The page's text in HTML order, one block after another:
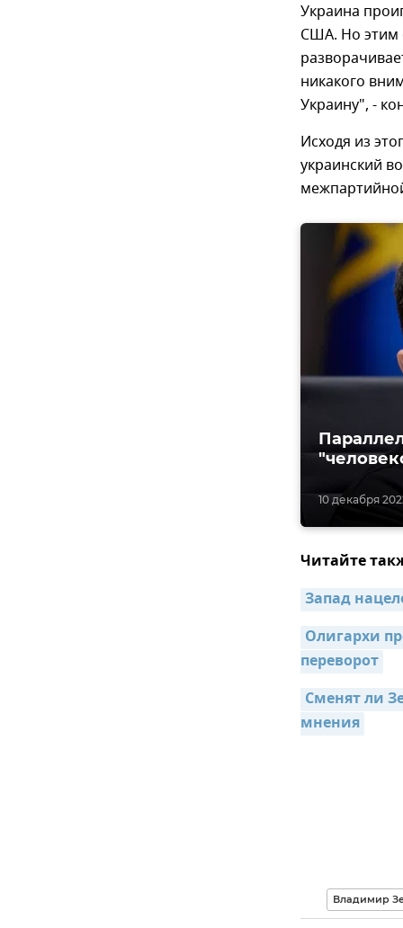
Украина
США. Но этим
никакого
Украину", -
Исходя из
украинский
10 декабря
Читайте
Запад
Олигархи
переворот
Сменят ли
мнения
Владимир